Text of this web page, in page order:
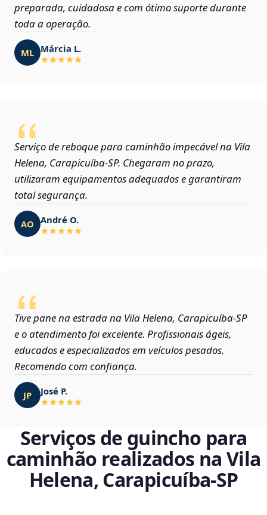
preparada, cuidadosa e com ótimo suporte durante
toda a operação.
ML Márcia L.
Serviço de reboque para caminhão impecável na Vila
Helena, Carapicuíba‑SP. Chegaram no prazo,
utilizaram equipamentos adequados e garantiram
total segurança.
AO André O.
Tive pane na estrada na Vila Helena, Carapicuíba‑SP
e o atendimento foi excelente. Profissionais ágeis,
educados e especializados em veículos pesados.
Recomendo com confiança.
JP José P.
Serviços de guincho para
caminhão realizados na Vila
Helena, Carapicuíba‑SP